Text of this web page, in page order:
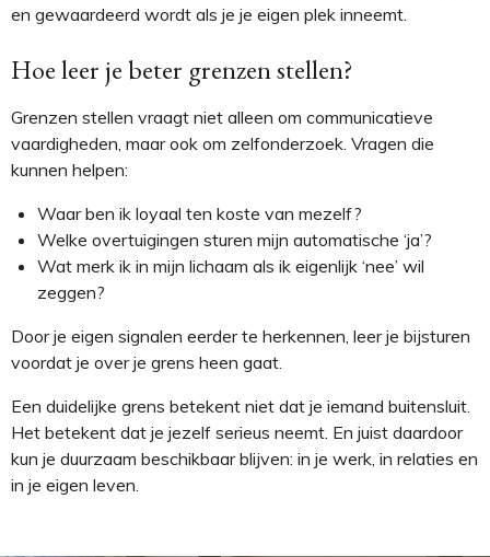
en gewaardeerd wordt als je je eigen plek inneemt.
Hoe leer je beter grenzen stellen?
Grenzen stellen vraagt niet alleen om communicatieve
vaardigheden, maar ook om zelfonderzoek. Vragen die
kunnen helpen:
Waar ben ik loyaal ten koste van mezelf?
Welke overtuigingen sturen mijn automatische ‘ja’?
Wat merk ik in mijn lichaam als ik eigenlijk ‘nee’ wil
zeggen?
Door je eigen signalen eerder te herkennen, leer je bijsturen
voordat je over je grens heen gaat.
Een duidelijke grens betekent niet dat je iemand buitensluit.
Het betekent dat je jezelf serieus neemt. En juist daardoor
kun je duurzaam beschikbaar blijven: in je werk, in relaties en
in je eigen leven.